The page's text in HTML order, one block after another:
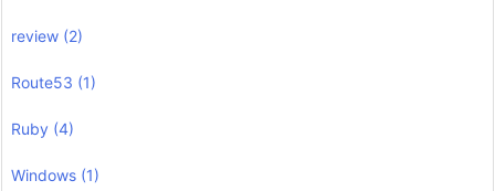
review (2)
Route53 (1)
Ruby (4)
Windows (1)